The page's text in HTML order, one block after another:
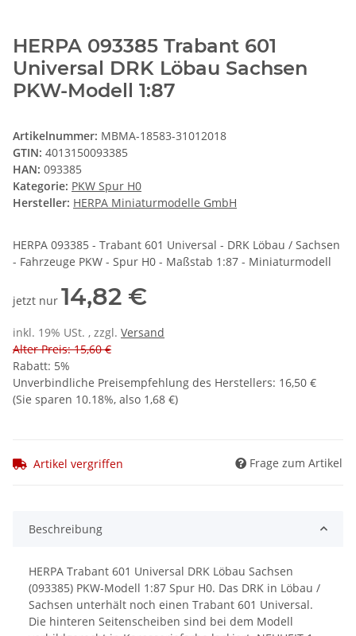
HERPA 093385 Trabant 601
Universal DRK Löbau Sachsen
PKW-Modell 1:87
Artikelnummer: MBMA-18583-31012018
GTIN: 4013150093385
HAN: 093385
Kategorie: PKW Spur H0
Hersteller: HERPA Miniaturmodelle GmbH
HERPA 093385 - Trabant 601 Universal - DRK Löbau / Sachsen
- Fahrzeuge PKW - Spur H0 - Maßstab 1:87 - Miniaturmodell
jetzt nur 14,82 €
inkl. 19% USt. , zzgl. Versand
Alter Preis: 15,60 €
Rabatt: 5%
Unverbindliche Preisempfehlung des Herstellers: 16,50 €
(Sie sparen 10.18%, also 1,68 €)
Artikel vergriffen Frage zum Artikel
Beschreibung
HERPA Trabant 601 Universal DRK Löbau Sachsen
(093385) PKW-Modell 1:87 Spur H0. Das DRK in Löbau /
Sachsen unterhält noch einen Trabant 601 Universal.
Die hinteren Seitenscheiben sind bei dem Modell